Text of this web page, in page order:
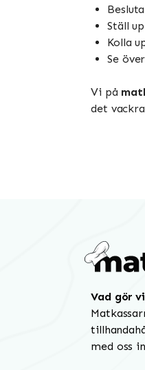
Besluta
Ställ
Kolla
Se över
Vi på
det
Vad gör
med oss